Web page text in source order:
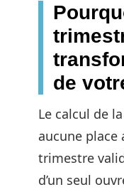
de
Le calcul de
aucune place
trimestre
d’un seul